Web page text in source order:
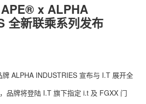
现客视点
时 尚
球 鞋
x ALPHA
全新联乘系列发布
ALPHA INDUSTRIES 宣布与 I.T 展开全
品牌将登陆 I.T 旗下指定 i.t 及 FGXX 门